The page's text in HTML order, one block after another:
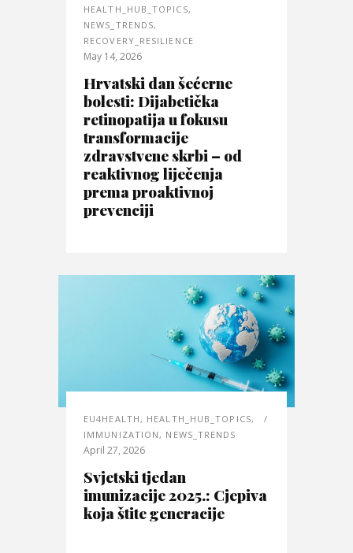
HEALTH_HUB_TOPICS,
NEWS_TRENDS,
RECOVERY_RESILIENCE
May 14, 2026
Hrvatski dan šećerne
bolesti: Dijabetička
retinopatija u fokusu
transformacije
zdravstvene skrbi – od
reaktivnog liječenja
prema proaktivnoj
prevenciji
EU4HEALTH, HEALTH_HUB_TOPICS,
IMMUNIZATION, NEWS_TRENDS
April 27, 2026
Svjetski tjedan
imunizacije 2025.: Cjepiva
koja štite generacije